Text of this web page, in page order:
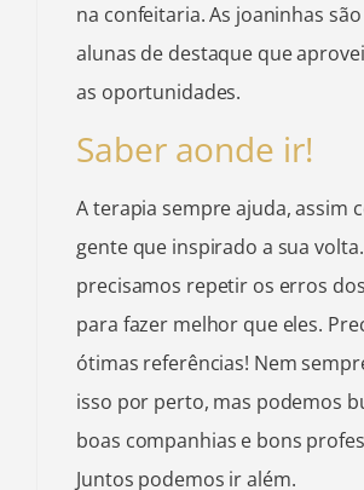
na confeitaria. As joaninhas
alunas de destaque que
as oportunidades.
Saber aonde ir!
A terapia sempre ajuda, assim
gente que inspirado a sua
precisamos repetir os erros
para fazer melhor que eles.
ótimas referências! Nem
isso por perto, mas podemos
boas companhias e bons
Juntos podemos ir além.